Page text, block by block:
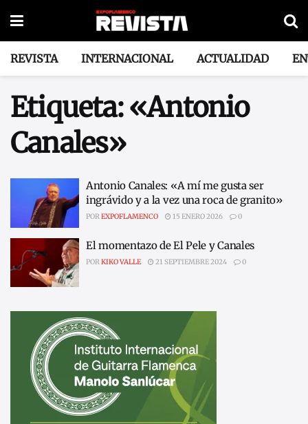
REVISTA INTERNACIONAL ACTUALIDAD
Etiqueta:«Antonio
Canales»
Antonio Canales: «A mí me gusta ser
ingrávido y a la vez una roca de granito»
POREXPOFLAMENCO 15 ENERO 2026 0
El momentazo de El Pele y Canales
POR KIKO VALLE 21 SEPTIEMBRE 2024 0